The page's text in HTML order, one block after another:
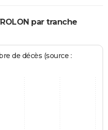
par tranche
de décès (source :